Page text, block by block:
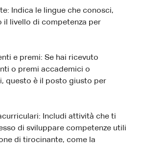
Indica le lingue che conosci,
il livello di competenza per
e premi: Se hai ricevuto
o premi accademici o
questo è il posto giusto per
Includi attività che ti
di sviluppare competenze utili
di tirocinante, come la